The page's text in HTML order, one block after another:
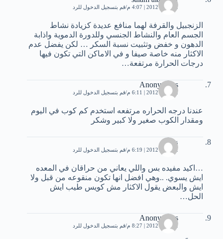
12 مايو، 2012 | 4:07 م قم بتسجيل الدخول للرد
الزنجبيل والقرفة لهما منافع عديدة كزيادة نشاط
الجسم العام والنشاط الجنسي وللدورة الدموية واذابة
الدهون و خفض وتثبيت نسبة السكر … لكن يفضل عدم
الاكثار منه خاصة صيفا و في الاماكن التي تكون فيها
درجات الحرارة مرتفعة…
Anonymous
12 مايو، 2012 | 6:11 م قم بتسجيل الدخول للرد
عندنا درجه الحراره مرتفعه استخدم كم كوب في اليوم
ومقدار الكوب صغير ولا كبير وشكر
زيزي
12 مايو، 2012 | 6:19 م قم بتسجيل الدخول للرد
…اكيد مفيده بس واللي يعاني من حراقان في المعده
ايش يسوي. ..وهي افضل انها تكون منقوعه من قبل ولا
ايش والبعض يقول الاكثار مش كويس طيب ايش
الحل…
Anonymous
12 مايو، 2012 | 8:27 م قم بتسجيل الدخول للرد